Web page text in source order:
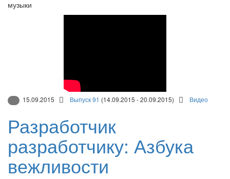
музыки
15.09.2015 Выпуск 91 (14.09.2015 - 20.09.2015) Видео
Разработчик
разработчику: Азбука
вежливости